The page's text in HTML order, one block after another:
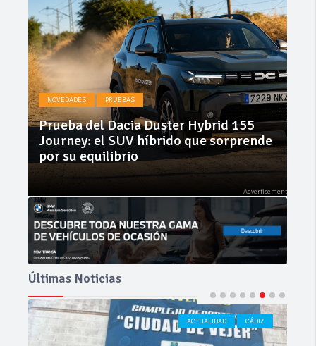
la 42ª Subida a
Vejer
La Junta
implementa
mejoras en la
A381 por Los
Barrios
NOVEDADES PRUEBAS
Prueba del Dacia Duster Hybrid 155
Journey: el SUV híbrido que sorprende
por su equilibrio
Últimas Noticias
ACTUALIDAD CÁDIZ